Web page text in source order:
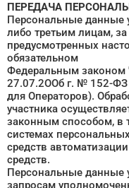
ПЕРЕДАЧА
Персональные данные
либо третьим лицам,
предусмотренных
обязательном
Федеральным законом
27.07.2ОOб г. № 152-ФЗ
для Операторов).
участника
законным способом, в
системах
средств
средств.
Персональные данные
запросам